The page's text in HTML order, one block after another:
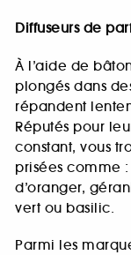
Diffuseurs de
À l’aide de
plongés dans
répandent
Réputés pour
constant, vous
prisées comme
d’oranger,
vert ou basilic.
Parmi les